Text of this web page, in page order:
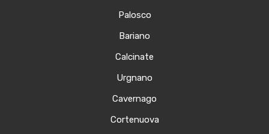
Palosco
Bariano
Calcinate
Urgnano
Cavernago
Cortenuova